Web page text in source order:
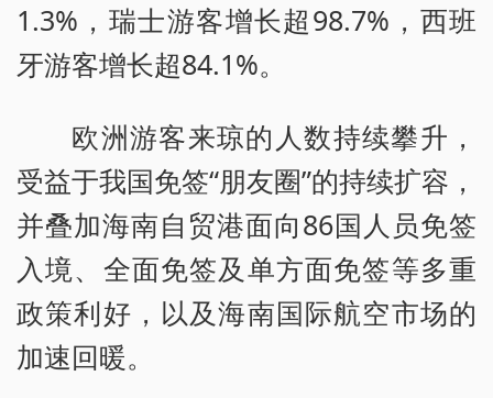
1.3%，瑞士游客增长超98.7%，西班
牙游客增长超84.1%。
欧洲游客来琼的人数持续攀升，
受益于我国免签“朋友圈”的持续扩容，
并叠加海南自贸港面向86国人员免签
入境、全面免签及单方面免签等多重
政策利好，以及海南国际航空市场的
加速回暖。